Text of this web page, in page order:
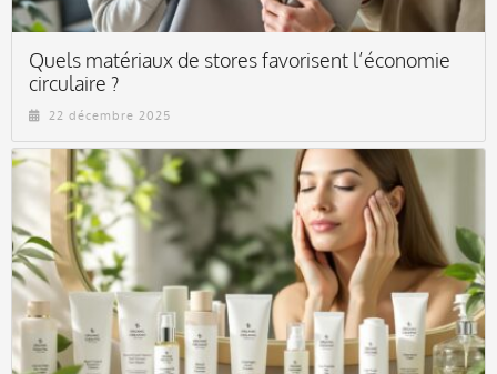
Quels matériaux de stores favorisent l’économie
circulaire ?
22 décembre 2025